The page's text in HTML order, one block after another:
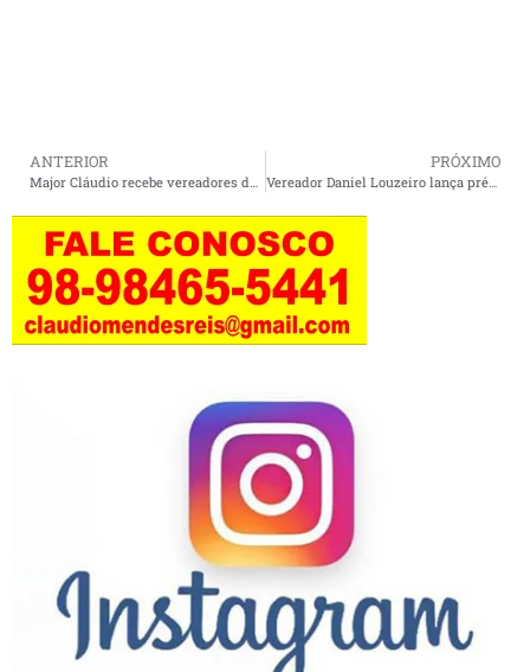
ANTERIOR
Major Cláudio recebe vereadores de Cururupu para discutir ações de fortalecimento da segurança pública.
PRÓXIMO
Vereador Daniel Louzeiro lança pré-candidatura de Honorato Fernandes em Cururupu com grande apoio popular.